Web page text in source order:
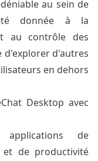
au sein de
donnée à la
au contrôle des
d'explorer d'autres
en dehors
Desktop avec
de
et de productivité